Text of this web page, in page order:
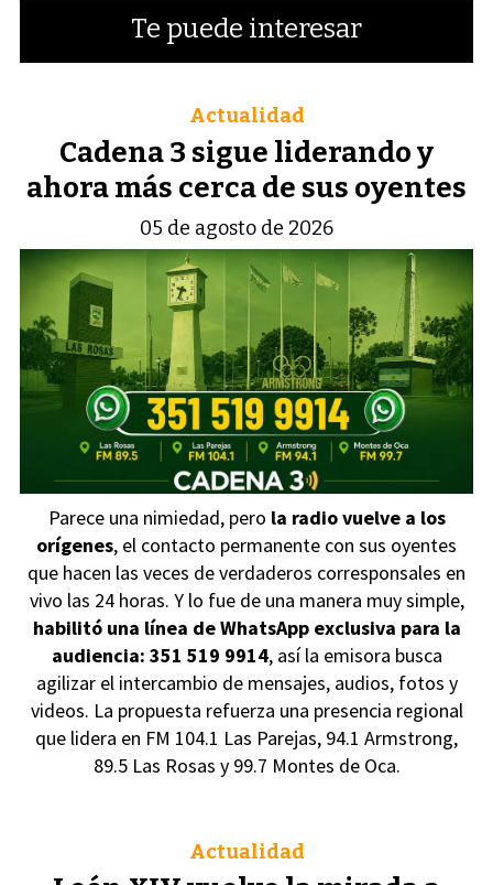
Te puede interesar
Cadena 3 sigue liderando y
ahora más cerca de sus oyentes
Actualidad
05 de agosto de 2026
Parece una nimiedad, pero la radio vuelve a los
orígenes, el contacto permanente con sus oyentes
que hacen las veces de verdaderos corresponsales en
vivo las 24 horas. Y lo fue de una manera muy simple,
habilitó una línea de WhatsApp exclusiva para la
audiencia: 351 519 9914, así la emisora busca
agilizar el intercambio de mensajes, audios, fotos y
videos. La propuesta refuerza una presencia regional
que lidera en FM 104.1 Las Parejas, 94.1 Armstrong,
89.5 Las Rosas y 99.7 Montes de Oca.
Actualidad